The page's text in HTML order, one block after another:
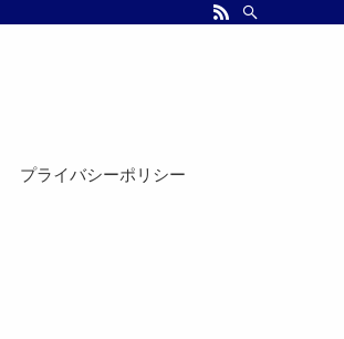
プライバシーポリシー